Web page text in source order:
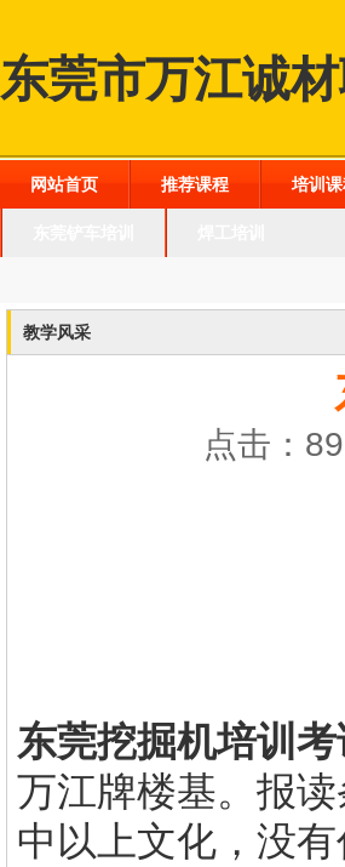
东莞市万江诚
网站首页 推荐课程 培训
教学风采
点击：
东莞挖掘机培训
万江牌楼基。报
中以上文化，没